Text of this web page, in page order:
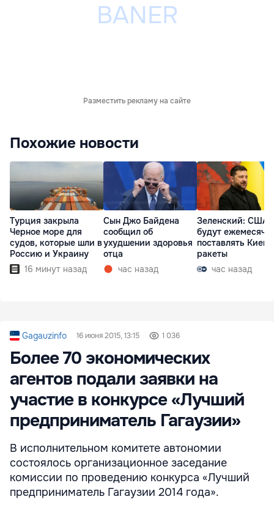
Разместить рекламу на сайте
Похожие новости
Турция закрыла
Черное море для
судов, которые шли в
Россию и Украину
16 минут назад
Сын Джо Байдена
сообщил об
ухудшении здоровья
отца
час назад
Зеленский: США
будут
поставлять Киеву
ракеты
час назад
Gagauzinfo 16 июня 2015, 13:15 1 036
Более 70 экономических
агентов подали заявки на
участие в конкурсе «Лучший
предприниматель Гагаузии»
В исполнительном комитете автономии
состоялось организационное заседание
комиссии по проведению конкурса «Лучший
предприниматель Гагаузии 2014 года».